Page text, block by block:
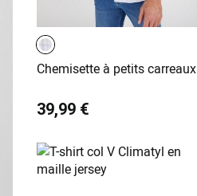
Chemisette à petits carreaux
39,99 €